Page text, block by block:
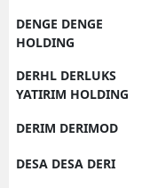
DENGE DENGE
HOLDING
DERHL DERLUKS
YATIRIM HOLDING
DERIM DERIMOD
DESA DESA DERI